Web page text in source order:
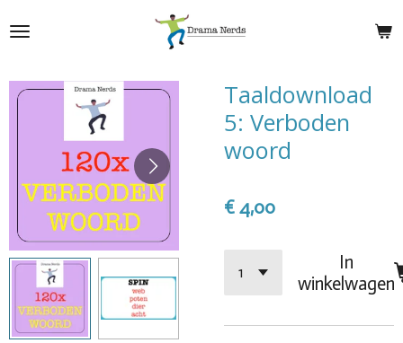
direct
de
hoofdinhoud
Taaldownload
5: Verboden
woord
€ 4,00
In
winkelwagen